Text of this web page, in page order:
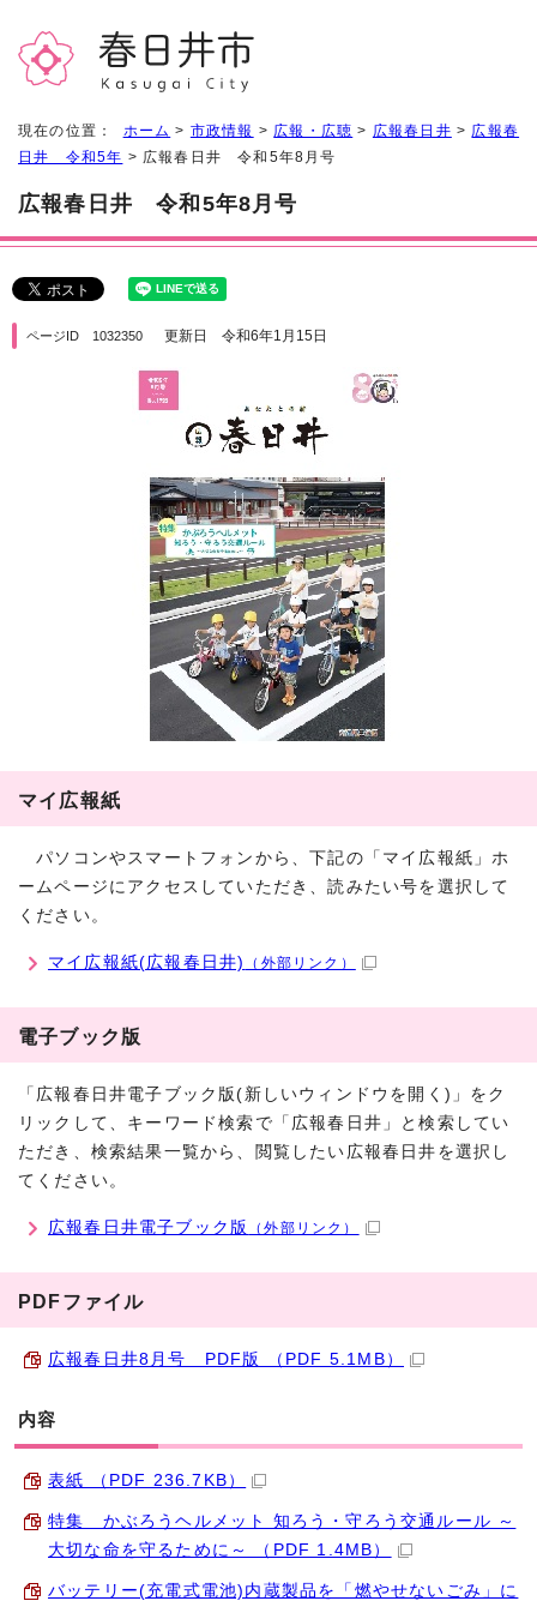
現在の位置： ホーム > 市政情報 > 広報・広聴 > 広報春日井 > 広報春
日井 令和5年 > 広報春日井 令和5年8月号
広報春日井 令和5年8月号
ページID 1032350 更新日 令和6年1月15日
マイ広報紙
パソコンやスマートフォンから、下記の「マイ広報紙」ホ
ームページにアクセスしていただき、読みたい号を選択して
ください。
マイ広報紙(広報春日井) （外部リンク）
電子ブック版
「広報春日井電子ブック版(新しいウィンドウを開く)」をク
リックして、キーワード検索で「広報春日井」と検索してい
ただき、検索結果一覧から、閲覧したい広報春日井を選択し
てください。
広報春日井電子ブック版 （外部リンク）
PDFファイル
広報春日井8月号 PDF版 （PDF 5.1MB）
内容
表紙 （PDF 236.7KB）
特集 かぶろうヘルメット 知ろう・守ろう交通ルール ～
大切な命を守るために～ （PDF 1.4MB）
バッテリー(充電式電池)内蔵製品を「燃やせないごみ」に